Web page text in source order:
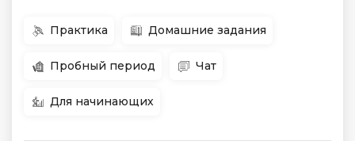
Практика Домашние задания
Пробный период Чат
Для начинающих